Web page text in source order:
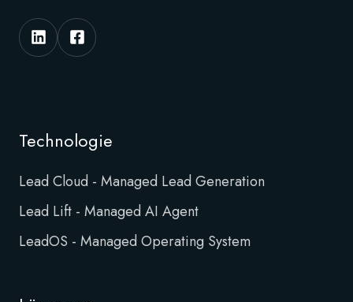
Technologie
Lead Cloud - Managed Lead Generation
Lead Lift - Managed AI Agent
LeadOS - Managed Operating System